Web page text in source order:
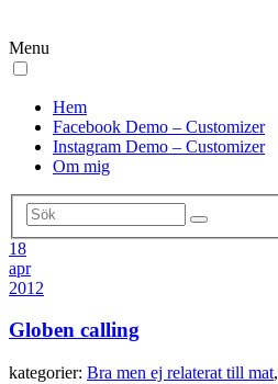
Menu
Hem
Facebook Demo – Customizer
Instagram Demo – Customizer
Om mig
18
apr
2012
Globen calling
kategorier: Bra men ej relaterat till mat,